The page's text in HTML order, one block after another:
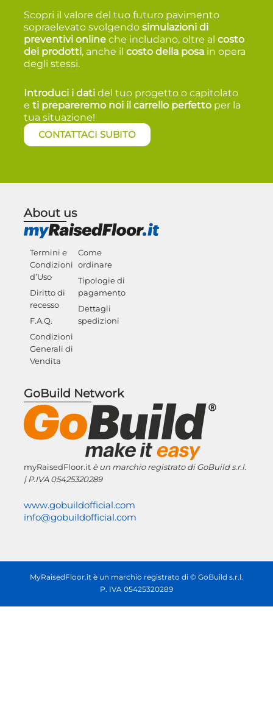
Scopri il valore del tuo futuro pavimento
sopraelevato svolgendosimulazioni di
preventivi online che includano, oltre alcosto
dei prodotti, anche ilcosto della posa in opera
degli stessi.
Introduci i dati del tuo progetto o capitolato
eti prepareremo noi il carrello perfetto per la
tua situazione!
CONTATTACI SUBITO
About us
Termini e
Condizioni
d’Uso
Diritto di
recesso
F.A.Q.
Condizioni
Generali di
Vendita
Come
ordinare
Tipologie di
pagamento
Dettagli
spedizioni
GoBuild Network
myRaisedFloor.it è un marchio registratodi GoBuild s.r.l.
| P.IVA 05425320289
www.gobuildofficial.com
info@gobuildofficial.com
MyRaisedFloor.it è un marchio registrato di © GoBuild s.r.l.
P. IVA 05425320289